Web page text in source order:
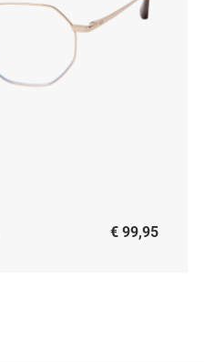
€ 99,95